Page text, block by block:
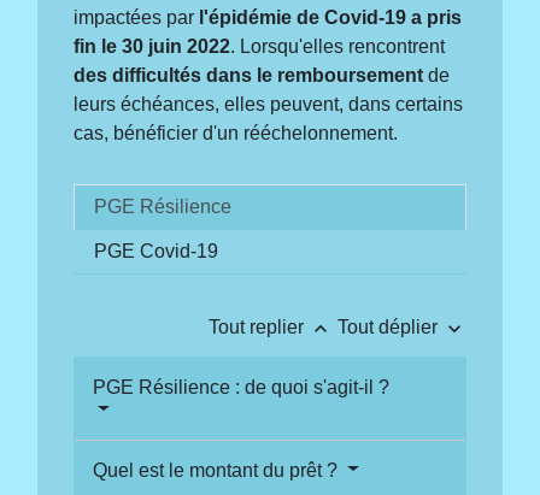
impactées par l'épidémie de Covid-19 a pris
fin le 30 juin 2022. Lorsqu'elles rencontrent
des difficultés dans le remboursementde
leurs échéances, elles peuvent, dans certains
cas, bénéficier d'un rééchelonnement.
PGE Résilience
PGE Covid-19
Tout replier keyboard_arrow_up Tout déplier keyboard_arrow_down
PGE Résilience : de quoi s'agit-il ?
Quel est le montant du prêt ?